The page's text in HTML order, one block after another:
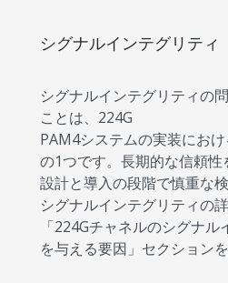
シグナルインテグリティ
シグナルインテグリティの
ことは、224G
PAM4システムの実装にお
の1つです。長期的な信頼性
設計と導入の段階で慎重な検
シグナルインテグリティの
「224Gチャネルのシグナ
を与える要因」セクション